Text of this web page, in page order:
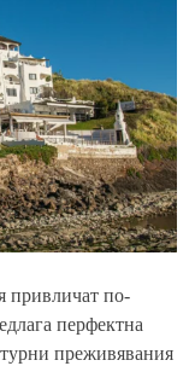
привличат по-
перфектна
преживявания